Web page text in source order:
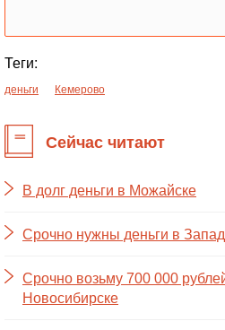
Теги:
деньги Кемерово
Сейчас читают
В долг деньги в Можайске
Срочно нужны деньги в
Срочно возьму 700 000
Новосибирске